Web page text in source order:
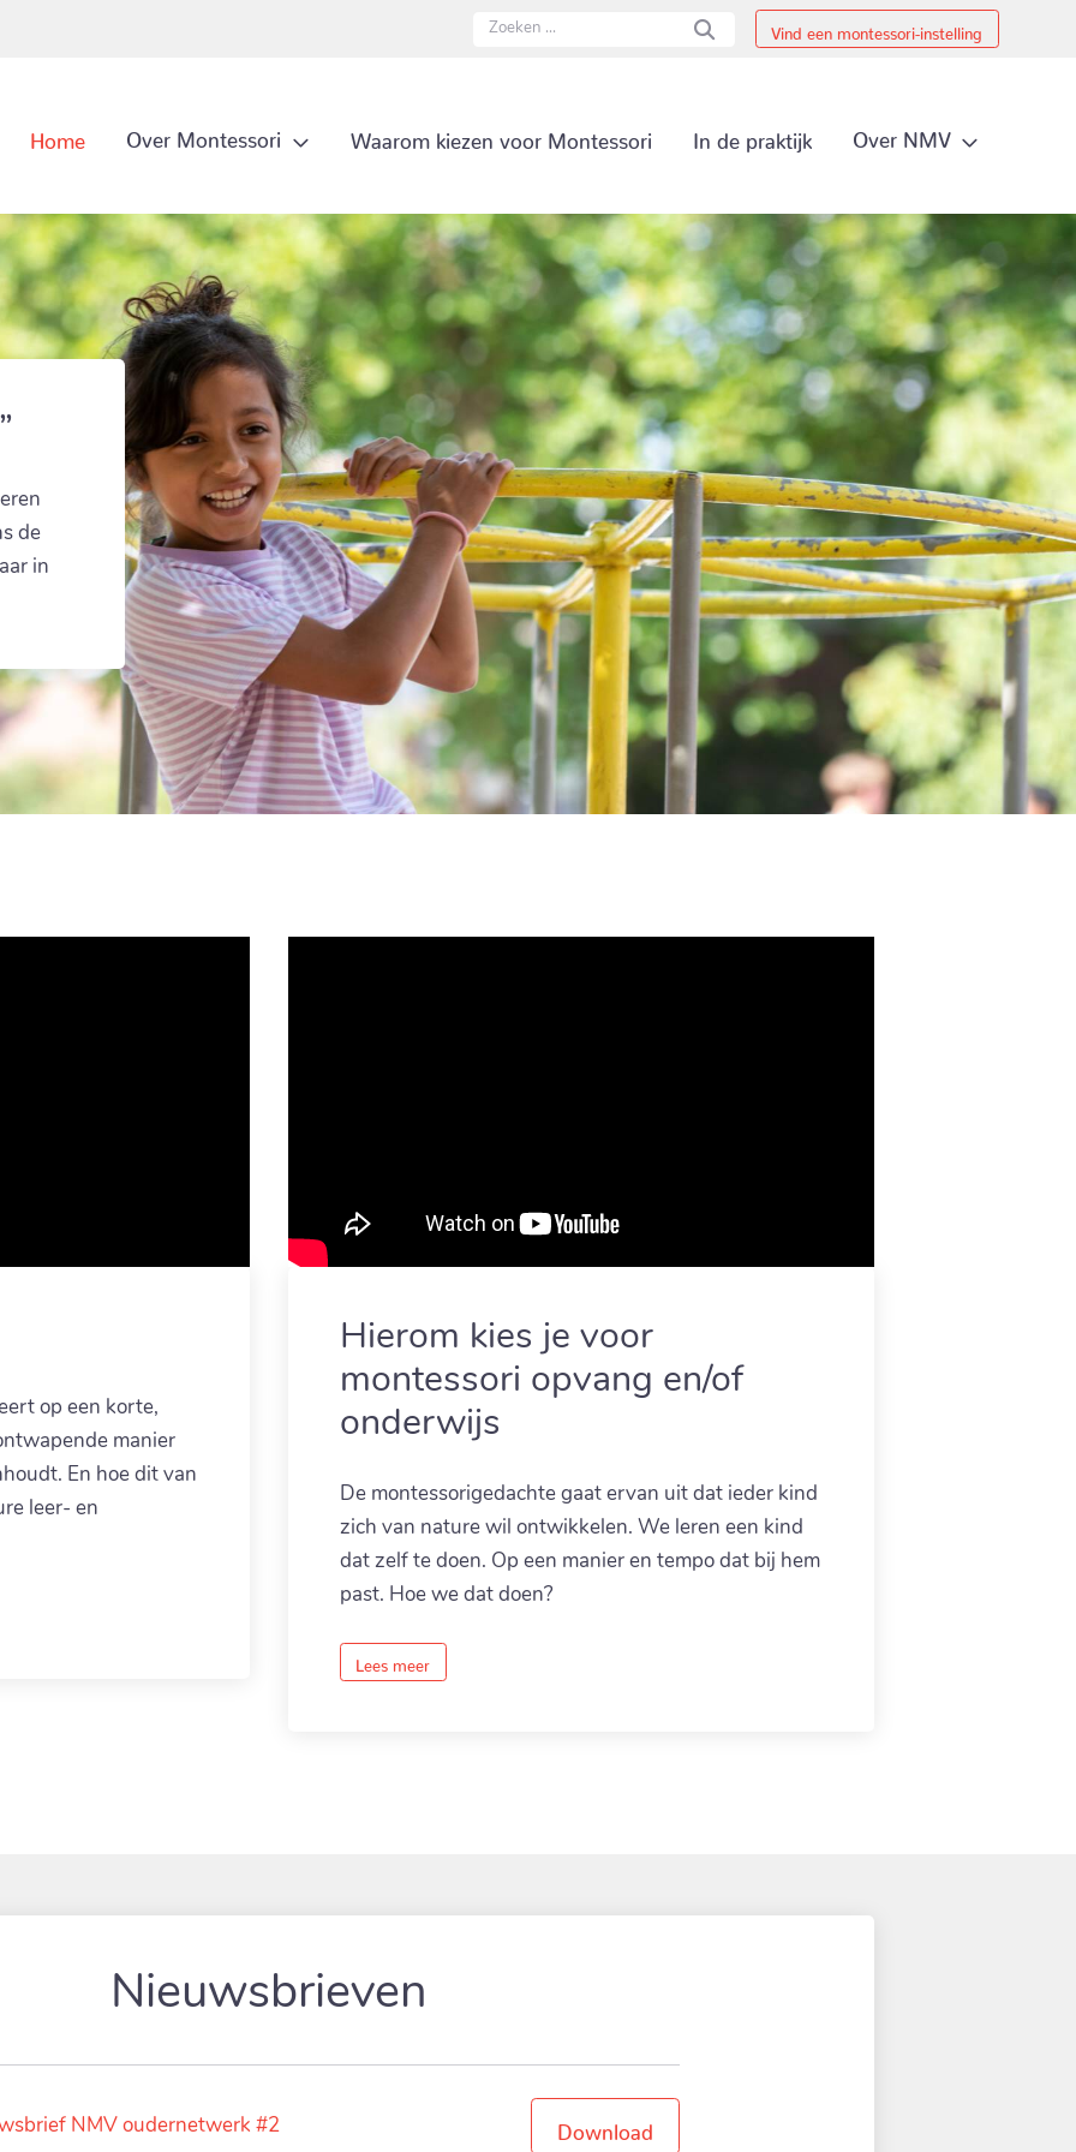
de
in
op een korte,
manier
En hoe dit van
leer- en
Hierom kies je voor
montessori opvang en/of
onderwijs
De montessorigedachte gaat ervan uit dat ieder kind
zich van nature wil ontwikkelen. We leren een kind
dat zelf te doen. Op een manier en tempo dat bij hem
past. Hoe we dat doen?
Lees meer
Nieuwsbrieven
NMV oudernetwerk #2 Download
Vind een montessori-instelling
Home (current)Over Montessori Waarom kiezen voor Montessori In de praktijk Over NMV